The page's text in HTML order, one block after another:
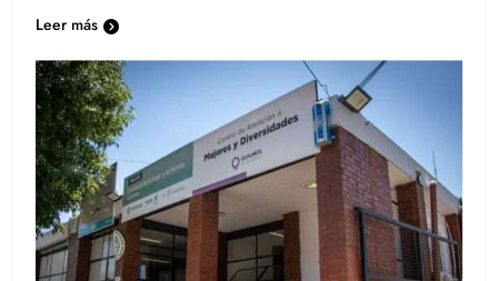
Leer más